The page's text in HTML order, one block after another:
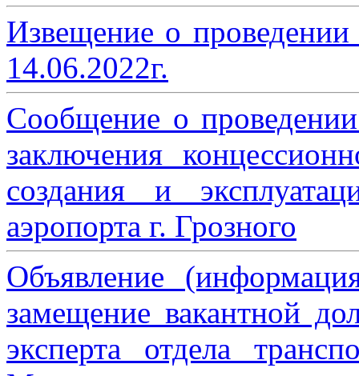
Извещение о
14.06.2022г.
Сообщение о
заключения
создания и
аэропорта г. Грозного
Объявление
замещение вакантной
эксперта отдела